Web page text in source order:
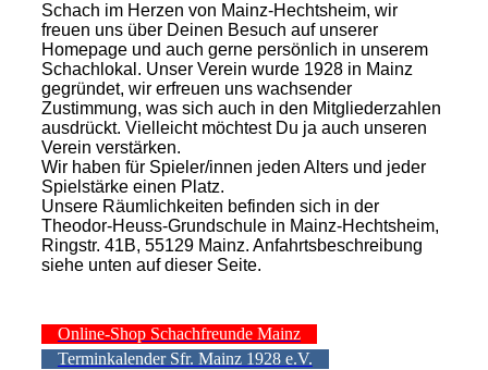
Schach im Herzen von Mainz-Hechtsheim, wir
freuen uns über Deinen Besuch auf unserer
Homepage und auch gerne persönlich in unserem
Schachlokal. Unser Verein wurde 1928 in Mainz
gegründet, wir erfreuen uns wachsender
Zustimmung, was sich auch in den Mitgliederzahlen
ausdrückt. Vielleicht möchtest Du ja auch unseren
Verein verstärken.
Wir haben für Spieler/innen jeden Alters und jeder
Spielstärke einen Platz.
Unsere Räumlichkeiten befinden sich in der
Theodor-Heuss-Grundschule in Mainz-Hechtsheim,
Ringstr. 41B, 55129 Mainz. Anfahrtsbeschreibung
siehe unten auf dieser Seite.
Online-Shop Schachfreunde Mainz
Terminkalender Sfr. Mainz 1928 e.V.